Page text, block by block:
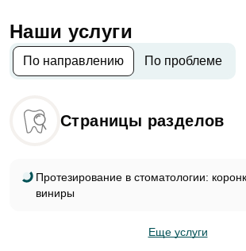
Наши услуги
По направлению По проблеме
Страницы разделов
Протезирование в стоматологии:
виниры
Еще услуги